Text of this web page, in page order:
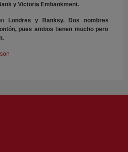
y Victoria Embankment.
Londres y Banksy. Dos nombres
pues ambos tienen mucho pero